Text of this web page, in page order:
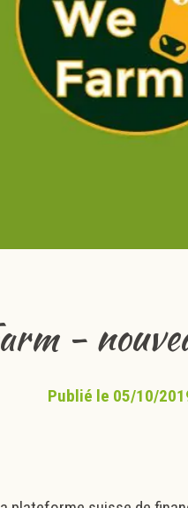
-
Publié le 05/10/